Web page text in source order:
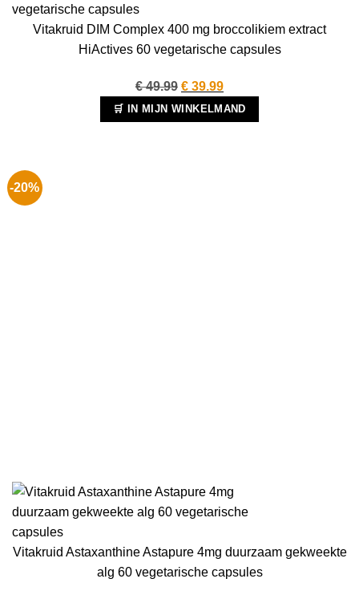
Vitakruid DIM Complex 400 mg broccolikiem extract
HiActives 60 vegetarische capsules
€49.99 Oorspronkelijke
prijs
was:
€ 39.99Huidige
prijs
is:
🛒 IN MIJN WINKELMAND
-20%
Vitakruid Astaxanthine Astapure 4mg duurzaam gekweekte
alg 60 vegetarische capsules